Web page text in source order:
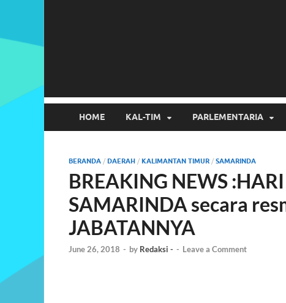
HOME KAL-TIM PARLEMENTARIA
BERANDA / DAERAH / KALIMANTAN TIMUR / SAMARINDA
BREAKING NEWS
SAMARINDA secara
JABATANNYA
June 26, 2018 - by Redaksi - - Leave a Comment